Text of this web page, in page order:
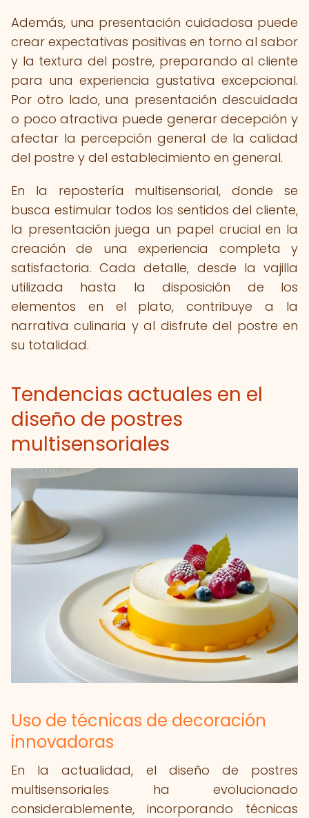
Además, una presentación cuidadosa puede
crear expectativas positivas en torno al sabor
y la textura del postre, preparando al cliente
para una experiencia gustativa excepcional.
Por otro lado, una presentación descuidada
o poco atractiva puede generar decepción y
afectar la percepción general de la calidad
del postre y del establecimiento en general.
En la repostería multisensorial, donde se
busca estimular todos los sentidos del cliente,
la presentación juega un papel crucial en la
creación de una experiencia completa y
satisfactoria. Cada detalle, desde la vajilla
utilizada hasta la disposición de los
elementos en el plato, contribuye a la
narrativa culinaria y al disfrute del postre en
su totalidad.
Tendencias actuales en el
diseño de postres
multisensoriales
Uso de técnicas de decoración
innovadoras
En la actualidad, el diseño de postres
multisensoriales ha evolucionado
considerablemente, incorporando técnicas